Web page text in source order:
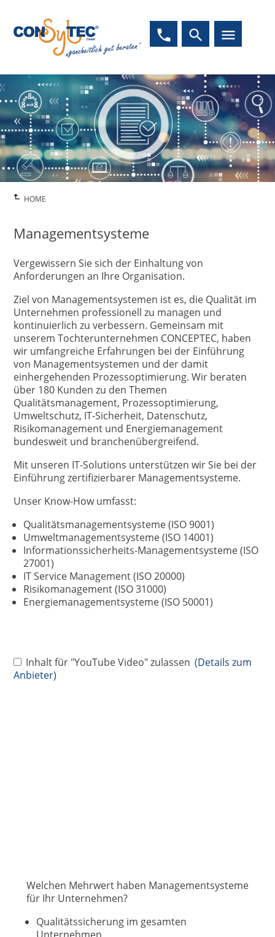
phone search menu
HOME
Managementsysteme
Vergewissern Sie sich der Einhaltung von
Anforderungen an Ihre Organisation.
Ziel von Managementsystemen ist es, die Qualität im
Unternehmen professionell zu managen und
kontinuierlich zu verbessern. Gemeinsam mit
unserem Tochterunternehmen CONCEPTEC, haben
wir umfangreiche Erfahrungen bei der Einführung
von Managementsystemen und der damit
einhergehenden Prozessoptimierung. Wir beraten
über 180 Kunden zu den Themen
Qualitätsmanagement, Prozessoptimierung,
Umweltschutz, IT-Sicherheit, Datenschutz,
Risikomanagement und Energiemanagement
bundesweit und branchenübergreifend.
Mit unseren IT-Solutions unterstützen wir Sie bei der
Einführung zertifizierbarer Managementsysteme.
Unser Know-How umfasst:
Qualitätsmanagementsysteme (ISO 9001)
Umweltmanagementsysteme (ISO 14001)
Informationssicherheits-Managementsysteme (ISO
27001)
IT Service Management (ISO 20000)
Risikomanagement (ISO 31000)
Energiemanagementsysteme (ISO 50001)
Inhalt für "YouTube Video" zulassen (Details zum
Anbieter)
Welchen Mehrwert haben Managementsysteme
für Ihr Unternehmen?
Qualitätssicherung im gesamten